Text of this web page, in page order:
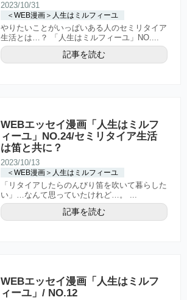
2023/10/31
＜WEB漫画＞人生はミルフィーユ
やりたいことがいっぱいある人のセミリタイア
生活とは…？ 「人生はミルフィーユ」NO....
記事を読む
WEBエッセイ漫画「人生はミルフ
ィーユ」NO.24/セミリタイア生活
は笛と共に？
2023/10/13
＜WEB漫画＞人生はミルフィーユ
「リタイアしたらのんびり笛を吹いて暮らした
い」…なんて思っていたけれど…。 ...
記事を読む
WEBエッセイ漫画「人生はミルフ
ィーユ」/ NO.12